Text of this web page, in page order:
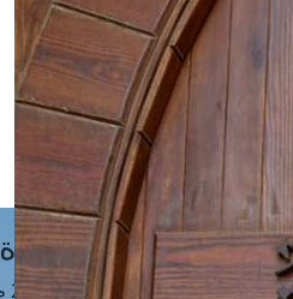
حجز موعد
الفتوى الهاتفية
مَواقِيتُ الصَّـــلاة
القاهرة · 09 أغسطس 2026 م